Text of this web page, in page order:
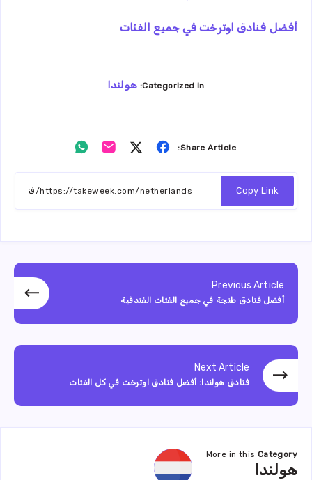
أفضل فنادق اوترخت في جميع الفئات
Categorized in: هولندا
Share Article:
Share
Facebook
Share
Twitter
Share
Email
Whatsapp
Copy Link
Previous Article
أفضل فنادق طنجة في جميع الفئات الفندقية
Next Article
فنادق هولندا: أفضل فنادق اوترخت في كل الفئات
More in this Category
هولندا
هولندا